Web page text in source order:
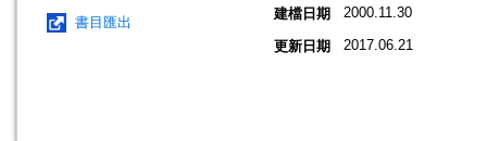
書目匯出
建檔日期 2000.11.30
更新日期 2017.06.21